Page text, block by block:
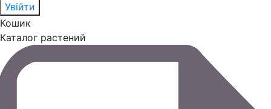
Увійти
Кошик
Каталог растений